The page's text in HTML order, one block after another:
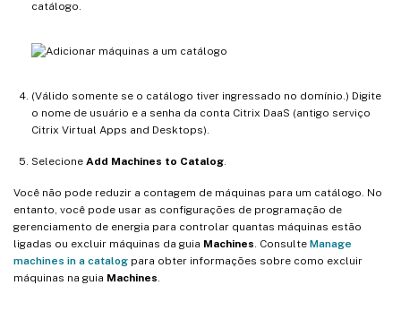
catálogo.
(Válido somente se o catálogo tiver ingressado no domínio.) Digite
o nome de usuário e a senha da conta Citrix DaaS (antigo serviço
Citrix Virtual Apps and Desktops).
Selecione Add Machines to Catalog
Você não pode reduzir a contagem de máquinas para um catálogo. No
entanto, você pode usar as configurações de programação de
gerenciamento de energia para controlar quantas máquinas estão
ligadas ou excluir máquinas da guia Machines . Consulte Manage
machines in a catalog para obter informações sobre como excluir
máquinas na guia Machines